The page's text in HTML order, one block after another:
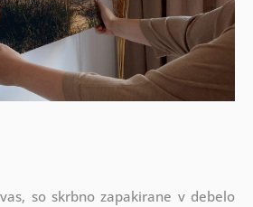
so skrbno zapakirane v debelo